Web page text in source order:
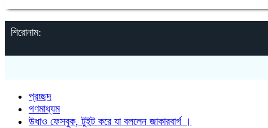
শিরোনাম:
প্রচ্ছদ
গণমাধ্যম
উধাও ফেসবুক, টুইট করে যা বললেন জাকারবার্গ ।